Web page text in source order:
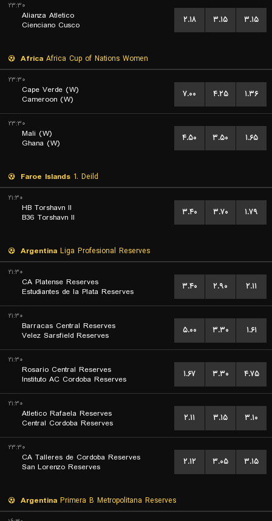
۲۳:۳۰
Alianza Atletico
Cienciano Cusco
۲.۱۸ ۳.۱۵ ۳.۱۵
Africa Africa Cup of Nations Women
۲۳:۳۰
Cape Verde (W)
Cameroon (W)
۷.۰۰ ۴.۲۵ ۱.۳۶
۲۳:۳۰
Mali (W)
Ghana (W)
۴.۵۰ ۳.۵۰ ۱.۶۵
Faroe Islands 1. Deild
۲۱:۳۰
HB Torshavn II
B36 Torshavn II
۳.۴۰ ۳.۷۰ ۱.۷۹
Argentina Liga Profesional Reserves
۲۱:۳۰
CA Platense Reserves
Estudiantes de la Plata Reserves
۳.۴۰ ۲.۹۰ ۲.۱۱
۲۱:۳۰
Barracas Central Reserves
Velez Sarsfield Reserves
۵.۰۰ ۳.۳۰ ۱.۶۱
۲۱:۳۰
Rosario Central Reserves
Instituto AC Cordoba Reserves
۱.۶۷ ۳.۳۰ ۴.۷۵
۲۱:۳۰
Atletico Rafaela Reserves
Central Cordoba Reserves
۲.۱۱ ۳.۱۵ ۳.۱۰
۲۳:۳۰
CA Talleres de Cordoba Reserves
San Lorenzo Reserves
۲.۱۲ ۳.۰۵ ۳.۱۵
Argentina Primera B Metropolitana Reserves